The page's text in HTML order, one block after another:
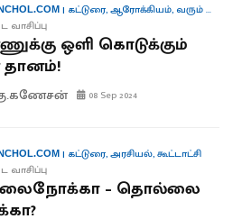
| கட்டுரை,ஆரோக்கியம், வரும் முன் காக்க
வாசிப்பு
ஒளி கொடுக்கும்
08 Sep 2024
| கட்டுரை,அரசியல்,கூட்டாட்சி
வாசிப்பு
– தொல்லை